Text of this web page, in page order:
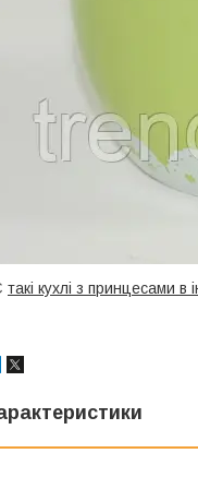
такі кухлі з принцесами в